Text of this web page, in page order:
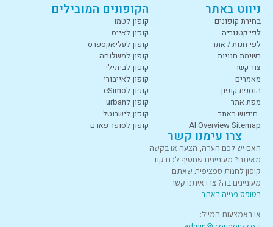
ניווט באתר
בחירת קופונים
לפי קטגוריה
לפי חנות / אתר
רשימת חנויות
צור קשר
מאמרים
הוספת קופון
מפת אתר
חיפוש באתר
AI Overview Sitemap
הקופונים המובילים
קופון לטמו
קופון לאייס
קופון לעליאקספרס
קופון למשלוחה
קופון לביתילי
קופון לאייבורי
קופון לeSimo
קופון לurban
קופון לישרוטל
קופון לסופר פארם
צרו עימנו קשר
האם יש לכם הערה, הצעה או בקשה
מאיתנו? מעוניינים שנוסיף לכם קוד
קופון לחנות ספציפית שאתם
מעוניינים בה? צרו איתנו קשר
בטופס פנייה באתר.
או באמצעות המייל: